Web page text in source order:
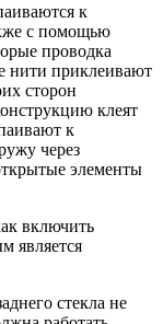
к
с помощью
проводка
нити приклеивают
сторон
клеят
к
через
элементы
включить
является
стекла не